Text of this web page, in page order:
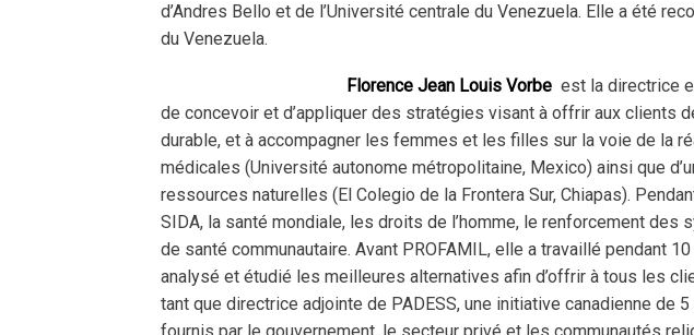
d’Andres Bello et de l’Université centrale du Venezuela. Elle a été
du Venezuela.
Florence Jean Louis Vorbe est la directrice
de concevoir et d’appliquer des stratégies visant à offrir aux clients
durable, et à accompagner les femmes et les filles sur la voie de la
médicales (Université autonome métropolitaine, Mexico) ainsi que
ressources naturelles (El Colegio de la Frontera Sur, Chiapas).
SIDA, la santé mondiale, les droits de l’homme, le renforcement
de santé communautaire. Avant PROFAMIL, elle a travaillé pendant
analysé et étudié les meilleures alternatives afin d’offrir à tous les
tant que directrice adjointe de PADESS, une initiative canadienne